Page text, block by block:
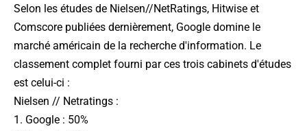
Selon les études de Nielsen//NetRatings, Hitwise et
Comscore publiées dernièrement, Google domine le
marché américain de la recherche d'information. Le
classement complet fourni par ces trois cabinets d'études
est celui-ci :
Nielsen // Netratings :
1. Google : 50%